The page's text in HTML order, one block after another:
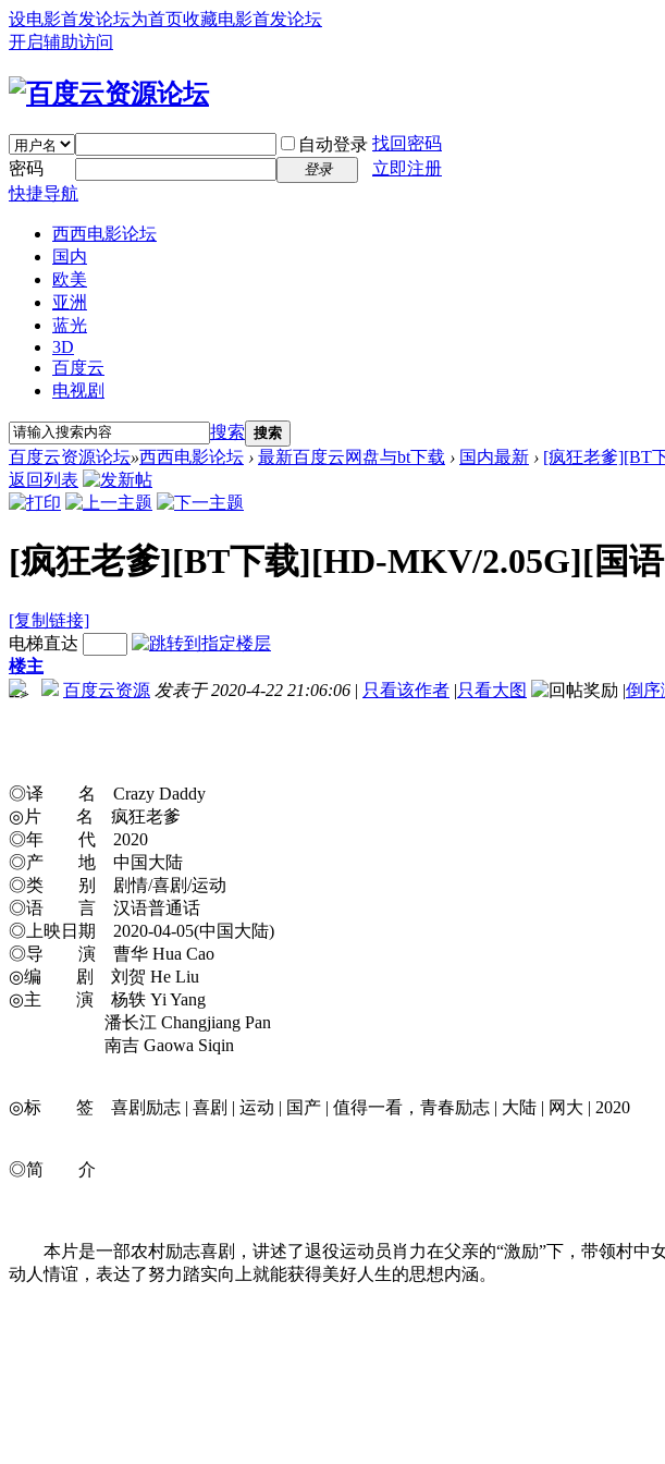
设电影首发论坛为首页收藏电影首发论坛
开启辅助访问
自动登录 找回密码
密码
登录
立即注册
快捷导航
西西电影论坛
国内
欧美
亚洲
蓝光
3D
百度云
电视剧
搜索 搜索
百度云资源论坛»西西电影论坛 › 最新百度云网盘与bt下载 › 国内最新 › [疯狂老爹][BT
返回列表
[疯狂老爹][BT下载][HD-MKV/2.05G][国
[复制链接]
电梯直达
楼主
百度云资源 发表于 2020-4-22 21:06:06 | 只看该作者 |只看大图 |倒序
-->
◎译 名 Crazy Daddy
◎片 名 疯狂老爹
◎年 代 2020
◎产 地 中国大陆
◎类 别 剧情/喜剧/运动
◎语 言 汉语普通话
◎上映日期 2020-04-05(中国大陆)
◎导 演 曹华 Hua Cao
◎编 剧 刘贺 He Liu
◎主 演 杨轶 Yi Yang
潘长江 Changjiang Pan
南吉 Gaowa Siqin
◎标 签 喜剧励志 | 喜剧 | 运动 | 国产 | 值得一看，青春励志 | 大陆 | 网大 | 2020
◎简 介
本片是一部农村励志喜剧，讲述了退役运动员肖力在父亲的“激励”下，带领村中
动人情谊，表达了努力踏实向上就能获得美好人生的思想内涵。